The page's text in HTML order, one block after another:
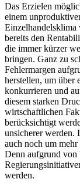
Das Erzielen
einem
Einzelhandelsklima
bereits den
die immer kürzer
bringen. Ganz zu
Fehlermargen
herstellen, um über
konkurrieren und
diesem starken
wirtschaftlichen
berücksichtigt
unsicherer werden.
auch noch um
Denn aufgrund von
werden.